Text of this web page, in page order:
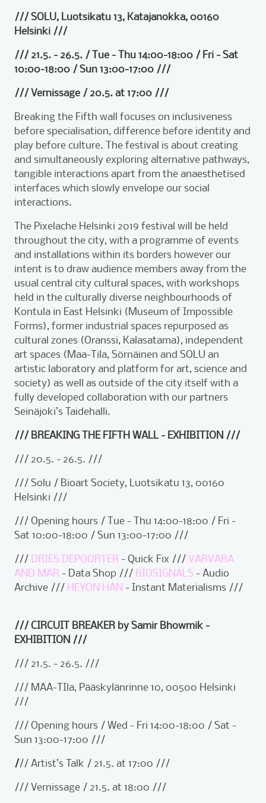
/// SOLU, Luotsikatu 13, Katajanokka, 00160
Helsinki ///
/// 21.5. - 26.5. / Tue - Thu 14:00-18:00 / Fri - Sat
10:00-18:00 / Sun 13:00-17:00 ///
/// Vernissage / 20.5. at 17:00 ///
Breaking the Fifth wall focuses on inclusiveness
before specialisation, difference before identity and
play before culture. The festival is about creating
and simultaneously exploring alternative pathways,
tangible interactions apart from the anaesthetised
interfaces which slowly envelope our social
interactions.
The Pixelache Helsinki 2019 festival will be held
throughout the city, with a programme of events
and installations within its borders however our
intent is to draw audience members away from the
usual central city cultural spaces, with workshops
held in the culturally diverse neighbourhoods of
Kontula in East Helsinki (Museum of Impossible
Forms), former industrial spaces repurposed as
cultural zones (Oranssi, Kalasatama), independent
art spaces (Maa-Tila, Sörnäinen and SOLU an
artistic laboratory and platform for art, science and
society) as well as outside of the city itself with a
fully developed collaboration with our partners
Seinäjoki’s Taidehalli.
/// BREAKING THE FIFTH WALL - EXHIBITION ///
/// 20.5. - 26.5. ///
/// Solu / Bioart Society, Luotsikatu 13, 00160
Helsinki ///
/// Opening hours / Tue - Thu 14:00-18:00 / Fri -
Sat 10:00-18:00 / Sun 13:00-17:00 ///
/// DRIES DEPOORTER - Quick Fix ///VARVARA
AND MAR - Data Shop /// BIOSIGNALS - Audio
Archive /// HEYON HAN - Instant Materialisms ///
/// CIRCUIT BREAKER by Samir Bhowmik -
EXHIBITION ///
/// 21.5. - 26.5. ///
/// MAA-TIla, Pääskylänrinne 10, 00500 Helsinki
///
/// Opening hours / Wed - Fri 14:00-18:00 / Sat -
Sun 13:00-17:00 ///
/// Artist’s Talk / 21.5. at 17:00 ///
/// Vernissage / 21.5. at 18:00 ///